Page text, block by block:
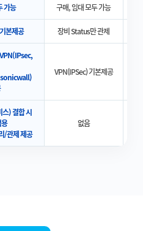
가능 구매, 임대 모두 가능
본제공 장비 Status만 관제
VPN(IPSec) 기본제공
) 결합 시
/관제 제공
없음